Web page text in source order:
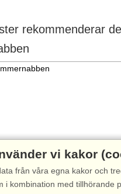
rekommenderar
vi kakor
från våra egna kakor och
i kombination med tillhörande